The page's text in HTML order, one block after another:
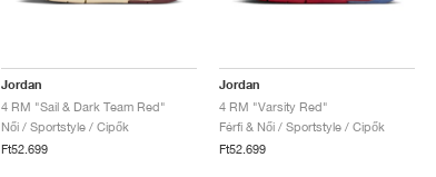
Jordan
4 RM "Sail & Dark Team Red"
Női / Sportstyle / Cipők
Ft52.699
Jordan
4 RM "Varsity Red"
Férfi & Női / Sportstyle / Cipők
Ft52.699